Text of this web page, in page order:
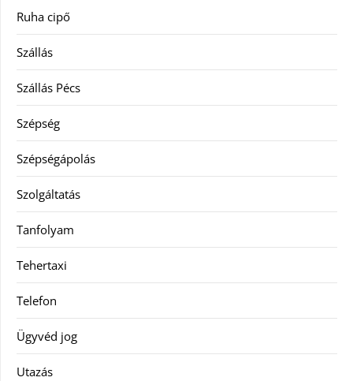
Ruha cipő
Szállás
Szállás Pécs
Szépség
Szépségápolás
Szolgáltatás
Tanfolyam
Tehertaxi
Telefon
Ügyvéd jog
Utazás